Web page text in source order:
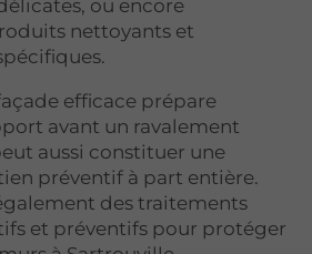
ou encore
nettoyants et
efficace prépare
avant un ravalement
aussi constituer une
préventif à part entière.
des traitements
et préventifs pour protéger